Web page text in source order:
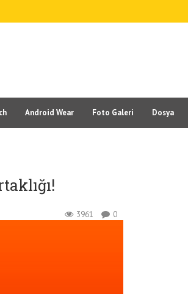
Android Wear Foto Galeri Dosya
3961 0